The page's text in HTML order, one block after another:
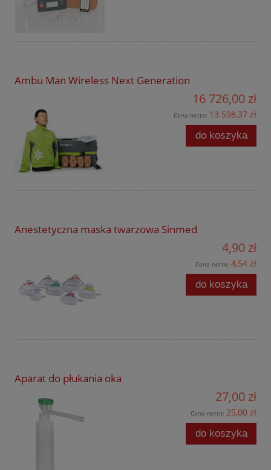
Ambu Man Wireless Next Generation
16 726,00 zł
Cena netto: 13 598,37 zł
do koszyka
Anestetyczna maska twarzowa Sinmed
4,90 zł
Cena netto: 4,54 zł
do koszyka
Aparat do płukania oka
27,00 zł
Cena netto: 25,00 zł
do koszyka